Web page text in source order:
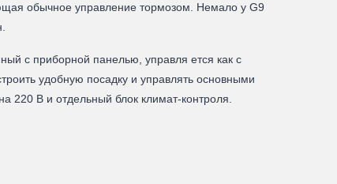
обычное управление тормозом. Немало у G9
с приборной панелью, управля ется как с
удобную посадку и управлять основными
220 В и отдельный блок климат-контроля.